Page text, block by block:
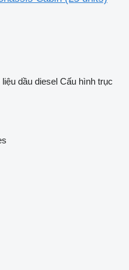
liệu dầu diesel Cấu hình trục